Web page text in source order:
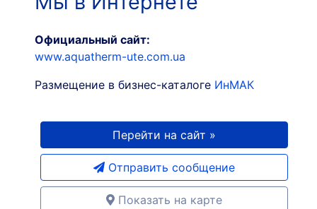
Официальный сайт:
www.aquatherm-ute.com.ua
Размещение в бизнес-каталоге ИнМАК
Перейти на сайт »
Отправить сообщение
Показать на карте